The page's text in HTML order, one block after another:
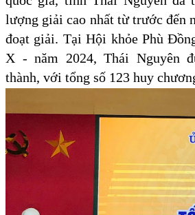
lượng giải cao nhất từ trước đến
đoạt giải. Tại Hội khỏe Phù
X - năm 2024, Thái Nguyên
thành, với tổng số 123 huy